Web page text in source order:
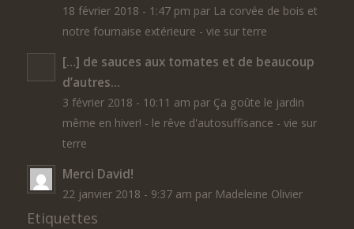
18 février 2018 - 1:47 pm par La corvée de bois et
notre fournaise extérieure - vie sur terre
[…] de sauces aux tomates et de beaucoup
d’autres...
3 février 2018 - 10:11 am par Ça goûte le jardin
même en hiver! - le rêve d'autosuffisance - vie sur
terre
Merci David!
22 janvier 2018 - 9:37 am par Madeleine Olivier
Etiquettes